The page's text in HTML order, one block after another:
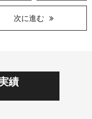
次に進む
績